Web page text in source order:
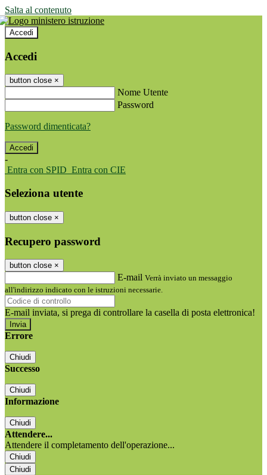
Salta al contenuto
Accedi
Accedi
button close ×
Nome Utente
Password
Password dimenticata?
-
Entra con SPID Entra con CIE
Seleziona utente
button close ×
Recupero password
button close ×
E-mail Verrà inviato un messaggio
all'indirizzo indicato con le istruzioni necessarie.
E-mail inviata, si prega di controllare la casella di posta elettronica!
Errore
Chiudi
Successo
Chiudi
Informazione
Chiudi
Attendere...
Attendere il completamento dell'operazione...
Chiudi
Chiudi